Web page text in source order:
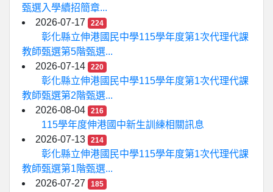
甄選入學續招簡章...
2026-07-17
224
彰化縣立伸港國民中學115學年度第1次代理代課
教師甄選第5階甄選...
2026-07-14
220
彰化縣立伸港國民中學115學年度第1次代理代課
教師甄選第2階甄選...
2026-08-04
216
115學年度伸港國中新生訓練相關訊息
2026-07-13
214
彰化縣立伸港國民中學115學年度第1次代理代課
教師甄選第1階甄選...
2026-07-27
185